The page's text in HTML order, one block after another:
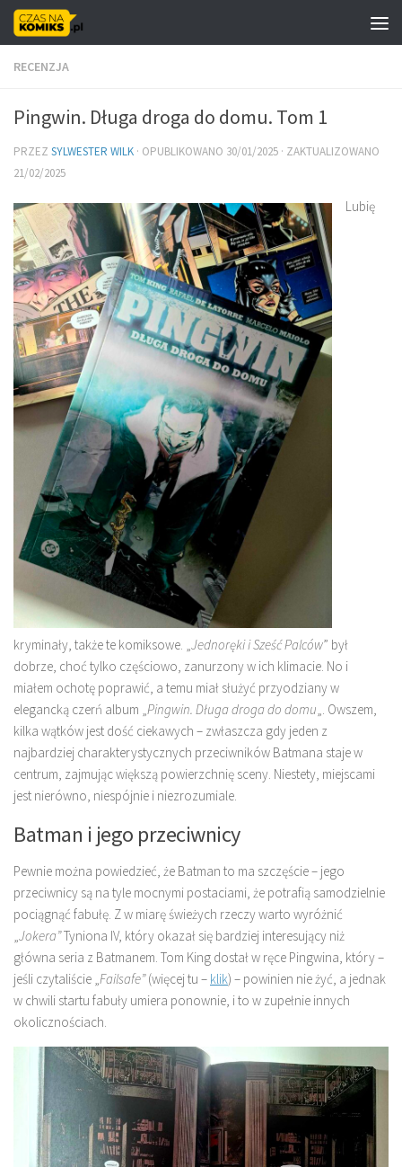
Skip to content
RECENZJA
Pingwin. Długa droga do domu. Tom 1
PRZEZ SYLWESTER WILK · OPUBLIKOWANO 30/01/2025 · ZAKTUALIZOWANO
21/02/2025
Lubię
kryminały, także te komiksowe. „Jednoręki i Sześć Palców” był
dobrze, choć tylko częściowo, zanurzony w ich klimacie. No i
miałem ochotę poprawić, a temu miał służyć przyodziany w
elegancką czerń album „Pingwin. Długa droga do domu„. Owszem,
kilka wątków jest dość ciekawych – zwłaszcza gdy jeden z
najbardziej charakterystycznych przeciwników Batmana staje w
centrum, zajmując większą powierzchnię sceny. Niestety, miejscami
jest nierówno, niespójnie i niezrozumiale.
Batman i jego przeciwnicy
Pewnie można powiedzieć, że Batman to ma szczęście – jego
przeciwnicy są na tyle mocnymi postaciami, że potrafią samodzielnie
pociągnąć fabułę. Z w miarę świeżych rzeczy warto wyróżnić
„Jokera”Tyniona IV, który okazał się bardziej interesujący niż
główna seria z Batmanem. Tom King dostał w ręce Pingwina, który –
jeśli czytaliście „Failsafe”(więcej tu – klik) – powinien nie żyć, a jednak
w chwili startu fabuły umiera ponownie, i to w zupełnie innych
okolicznościach.